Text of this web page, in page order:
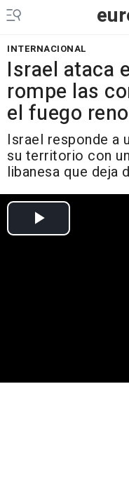
INTERNACIONAL
Israel ataca
rompe las
el fuego
Israel responde a
su territorio con
libanesa que deja